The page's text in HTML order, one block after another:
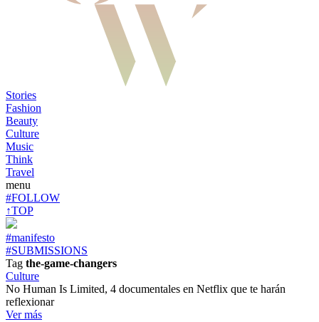
Stories
Fashion
Beauty
Culture
Music
Think
Travel
menu
#FOLLOW
↑TOP
#manifesto
#SUBMISSIONS
Tag the-game-changers
Culture
No Human Is Limited, 4 documentales en Netflix que te harán
reflexionar
Ver más